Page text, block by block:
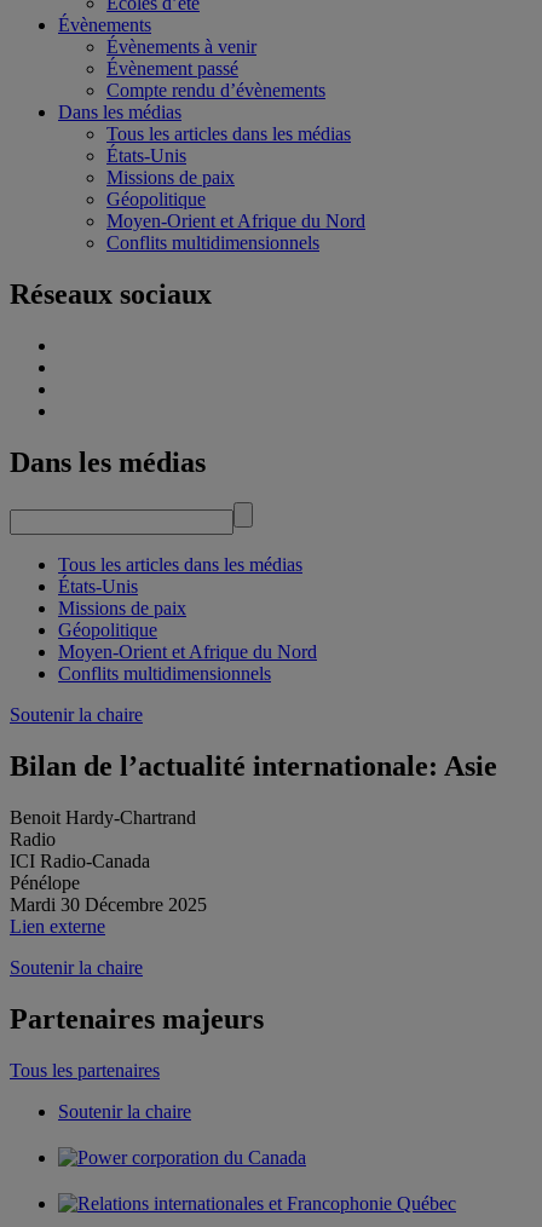
Évènements
Évènements à venir
Évènement passé
Compte rendu d’évènements
Dans les médias
Tous les articles dans les médias
États-Unis
Missions de paix
Géopolitique
Moyen-Orient et Afrique du Nord
Conflits multidimensionnels
Réseaux sociaux
Dans les médias
Tous les articles dans les médias
États-Unis
Missions de paix
Géopolitique
Moyen-Orient et Afrique du Nord
Conflits multidimensionnels
Soutenir la chaire
Bilan de l’actualité internationale: Asie
Benoit Hardy-Chartrand
Radio
ICI Radio-Canada
Pénélope
Mardi 30 Décembre 2025
Lien externe
Soutenir la chaire
Partenaires majeurs
Tous les partenaires
Soutenir la chaire